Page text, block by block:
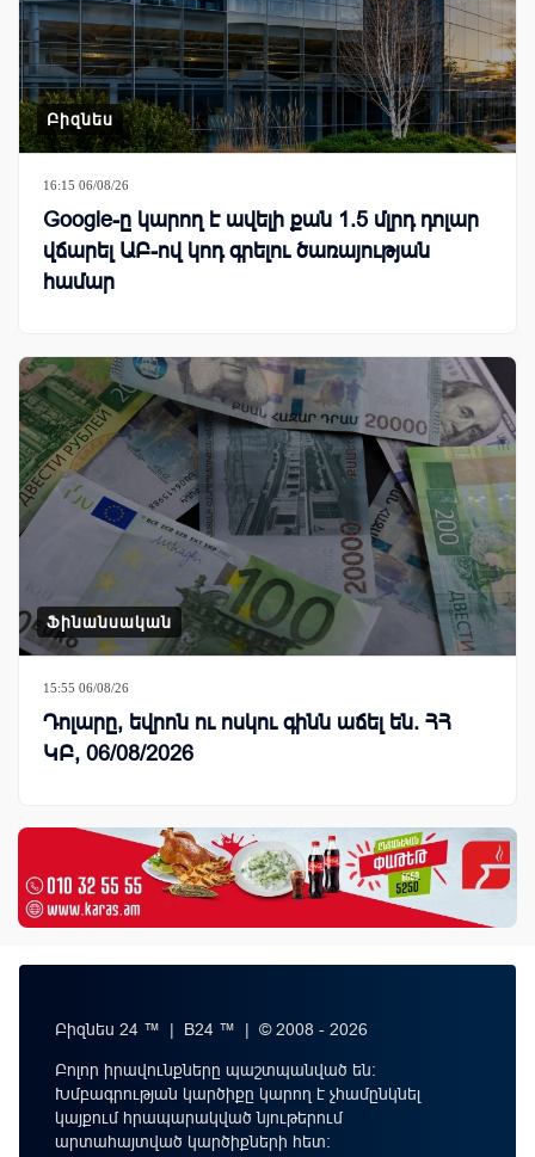
Բիզնես
16:15 06/08/26
Google-ը կարող է ավելի քան 1.5 մլրդ դոլար
վճարել ԱԲ-ով կոդ գրելու ծառայության
համար
Ֆինանսական
15:55 06/08/26
Դոլարը, եվրոն ու ոսկու գինն աճել են. ՀՀ
ԿԲ, 06/08/2026
Բիզնես 24 ™ | B24 ™ | © 2008 - 2026
Բոլոր իրավունքները պաշտպանված են:
Խմբագրության կարծիքը կարող է չհամընկնել
կայքում հրապարակված նյութերում
արտահայտված կարծիքների հետ: